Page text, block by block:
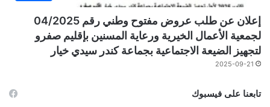
إعلان عن طلب عروض مفتوح وطني رقم 04/2025
لجمعية الأعمال الخيرية ورعاية المسنين بإقليم صفرو
لتجهيز الضيعة الاجتماعية بجماعة كندر سيدي خيار
2025-09-21
تابعنا على فيسبوك